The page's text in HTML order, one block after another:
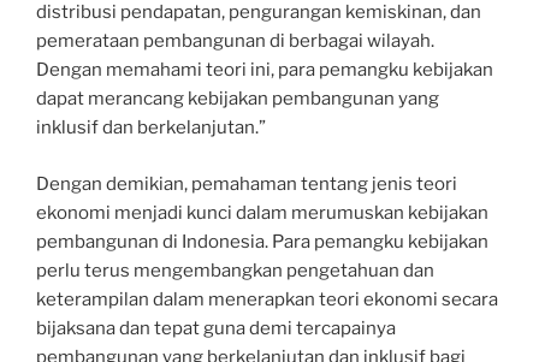
distribusi pendapatan, pengurangan kemiskinan, dan
pemerataan pembangunan di berbagai wilayah.
Dengan memahami teori ini, para pemangku kebijakan
dapat merancang kebijakan pembangunan yang
inklusif dan berkelanjutan.”
Dengan demikian, pemahaman tentang jenis teori
ekonomi menjadi kunci dalam merumuskan kebijakan
pembangunan di Indonesia. Para pemangku kebijakan
perlu terus mengembangkan pengetahuan dan
keterampilan dalam menerapkan teori ekonomi secara
bijaksana dan tepat guna demi tercapainya
pembangunan yang berkelanjutan dan inklusif bagi